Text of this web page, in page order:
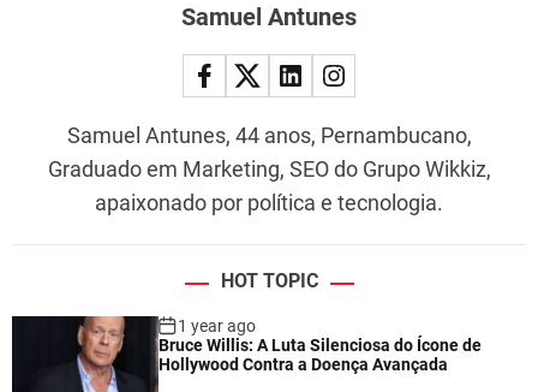
Samuel Antunes
Samuel Antunes, 44 anos, Pernambucano,
Graduado em Marketing, SEO do Grupo Wikkiz,
apaixonado por política e tecnologia.
HOT TOPIC
1 year ago
Bruce Willis: A Luta Silenciosa do Ícone de
Hollywood Contra a Doença Avançada